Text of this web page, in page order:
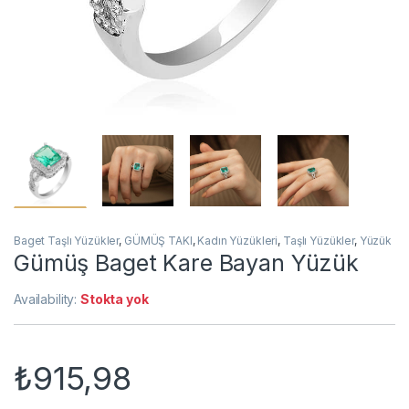
Baget Taşlı Yüzükler, GÜMÜŞ TAKI, Kadın Yüzükleri, Taşlı Yüzükler, Yüzük
Gümüş Baget Kare Bayan Yüzük
Availability:Stokta yok
₺915,98